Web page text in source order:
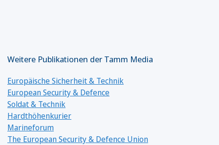
Weitere Publikationen der Tamm Media
Europäische Sicherheit & Technik
European Security & Defence
Soldat & Technik
Hardthöhenkurier
Marineforum
The European Security & Defence Union